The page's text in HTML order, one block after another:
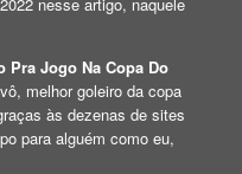
Pra Jogo Na Copa Do
melhor goleiro da copa
às dezenas de sites
para alguém como eu,